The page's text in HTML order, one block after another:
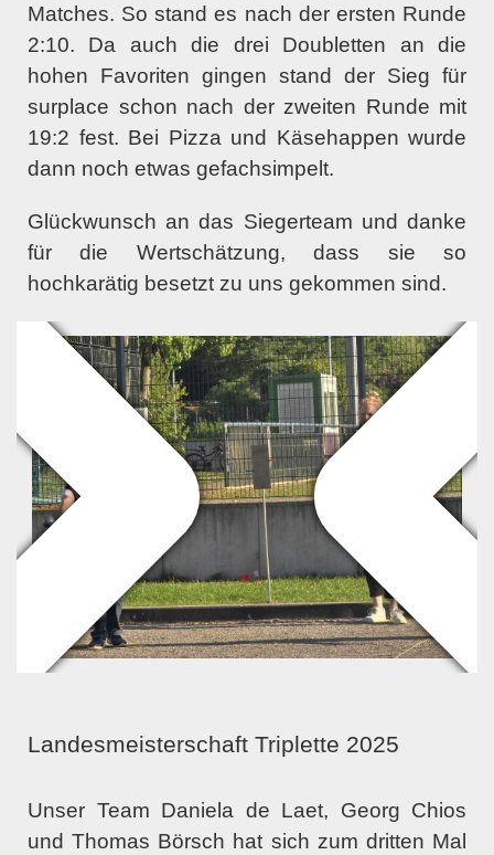
Matches. So stand es nach der ersten Runde
2:10. Da auch die drei Doubletten an die
hohen Favoriten gingen stand der Sieg für
surplace schon nach der zweiten Runde mit
19:2 fest. Bei Pizza und Käsehappen wurde
dann noch etwas gefachsimpelt.
Glückwunsch an das Siegerteam und danke
für die Wertschätzung, dass sie so
hochkarätig besetzt zu uns gekommen sind.
Landesmeisterschaft Triplette 2025
Unser Team Daniela de Laet, Georg Chios
und Thomas Börsch hat sich zum dritten Mal